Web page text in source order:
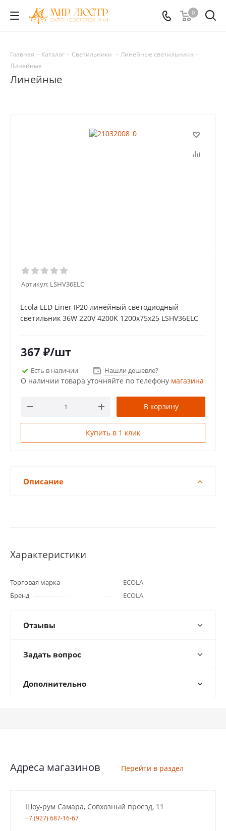
0
Главная - Каталог - Светильники - Линейные светильники -
Линейные
Линейные
Артикул: LSHV36ELC
Ecola LED Liner IP20 линейный светодиодный
светильник 36W 220V 4200K 1200x75x25 LSHV36ELC
367 ₽/шт
Есть в наличии Нашли дешевле?
О наличии товара уточняйте по телефону магазина
В корзину
Купить в 1 клик
Описание
Характеристики
Торговая марка
ECOLA
Бренд
ECOLA
Отзывы
Задать вопрос
Дополнительно
Адреса магазинов Перейти в раздел
Шоу-рум Самара, Совхозный проезд, 11
+7 (927) 687-16-67